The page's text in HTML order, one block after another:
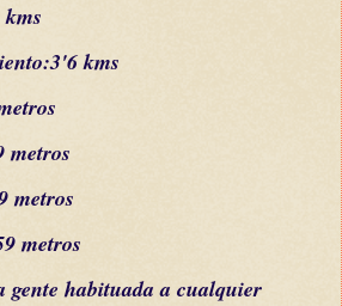
kms
tros
metros
metros
metros
gente habituada a cualquier